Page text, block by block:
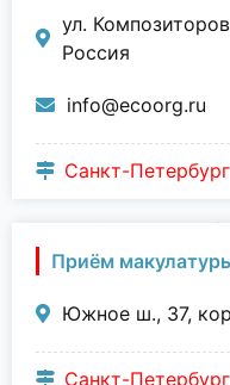
ул.
Россия
info@ecoorg.ru
Санкт-Петербург
Приём
Южное ш., 37,
Санкт-Петербург